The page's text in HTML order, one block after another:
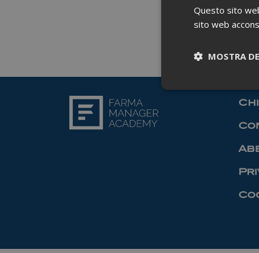
Questo sito
sito web
MOSTRA
I cookie